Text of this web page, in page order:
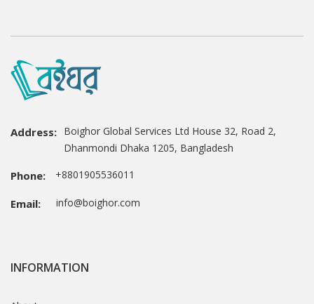
Address: Boighor Global Services Ltd House 32, Road 2,
Dhanmondi Dhaka 1205, Bangladesh
Phone: +8801905536011
Email: info@boighor.com
INFORMATION